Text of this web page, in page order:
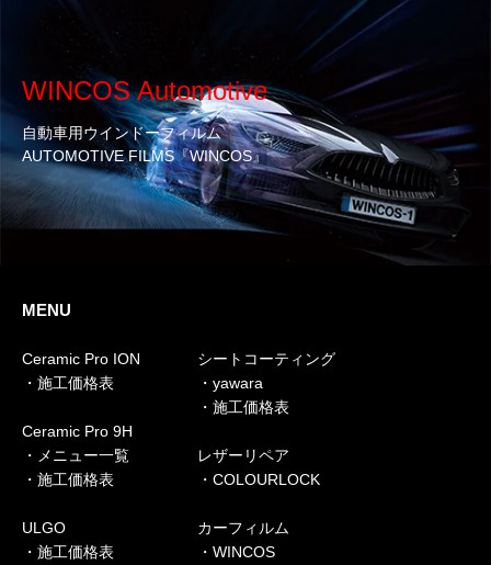
WINCOS Automotive
自動車用ウインドーフィルム
AUTOMOTIVE FILMS『WINCOS』
MENU
Ceramic Pro ION
・施工価格表
Ceramic Pro 9H
・メニュー一覧
・施工価格表
ULGO
・施工価格表
シートコーティング
・yawara
・施工価格表
レザーリペア
・COLOURLOCK
カーフィルム
・WINCOS